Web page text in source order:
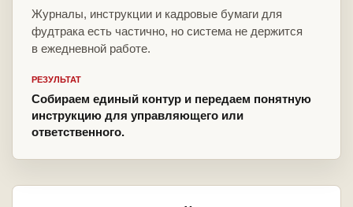
Журналы, инструкции и кадровые бумаги для
фудтрака есть частично, но система не держится
в ежедневной работе.
РЕЗУЛЬТАТ
Собираем единый контур и передаем понятную
инструкцию для управляющего или
ответственного.